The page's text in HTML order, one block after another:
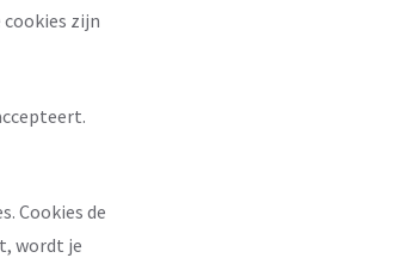
cookies zijn
Cookies de
wordt je